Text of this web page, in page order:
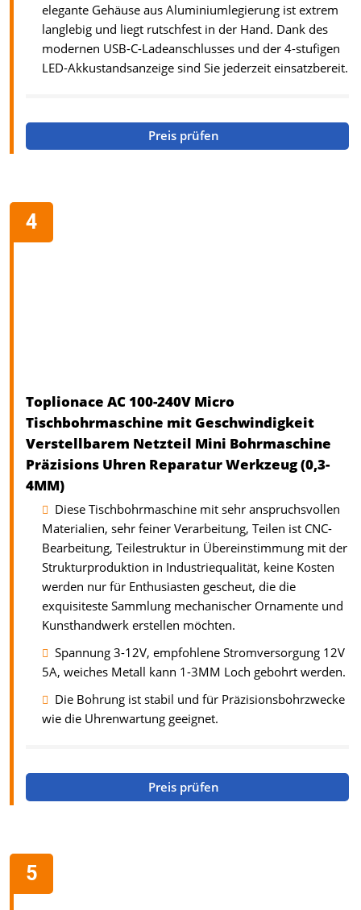
elegante Gehäuse aus Aluminiumlegierung ist extrem
langlebig und liegt rutschfest in der Hand. Dank des
modernen USB-C-Ladeanschlusses und der 4-stufigen
LED-Akkustandsanzeige sind Sie jederzeit einsatzbereit.
Preis prüfen
Toplionace AC 100-240V Micro
Tischbohrmaschine mit Geschwindigkeit
Verstellbarem Netzteil Mini Bohrmaschine
Präzisions Uhren Reparatur Werkzeug (0,3-
4MM)
Diese Tischbohrmaschine mit sehr anspruchsvollen
Materialien, sehr feiner Verarbeitung, Teilen ist CNC-
Bearbeitung, Teilestruktur in Übereinstimmung mit der
Strukturproduktion in Industriequalität, keine Kosten
werden nur für Enthusiasten gescheut, die die
exquisiteste Sammlung mechanischer Ornamente und
Kunsthandwerk erstellen möchten.
Spannung 3-12V, empfohlene Stromversorgung 12V
5A, weiches Metall kann 1-3MM Loch gebohrt werden.
Die Bohrung ist stabil und für Präzisionsbohrzwecke
wie die Uhrenwartung geeignet.
Preis prüfen